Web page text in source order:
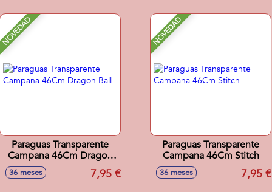
NOVEDAD
Paraguas Transparente
Campana 46Cm Dragon
36 meses 7,95 €
NOVEDAD
Paraguas Transparente
Campana 46Cm Stitch
36 meses 7,95 €